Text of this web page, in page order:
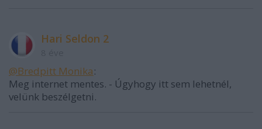
Hari Seldon 2
@Bredpitt Monika:
Meg internet mentes. - Úgyhogy itt sem lehetnél,
velünk beszélgetni.